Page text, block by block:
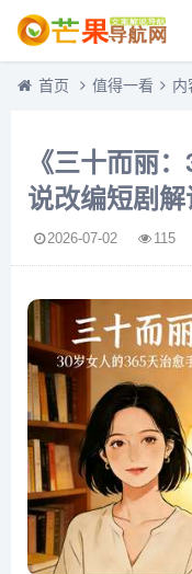
首页 值得一看 内
《三十而丽
说改编短剧
2026-07-02 115